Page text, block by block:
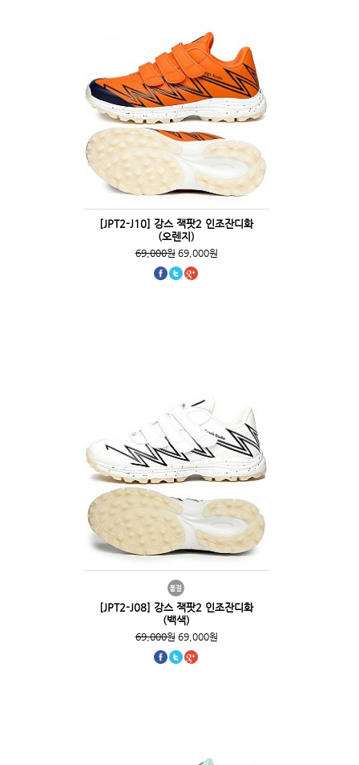
[JPT2-J10] 강스 잭팟2 인조잔디화
(오렌지)
69,000원69,000원
[JPT2-J08] 강스 잭팟2 인조잔디화
(백색)
69,000원69,000원